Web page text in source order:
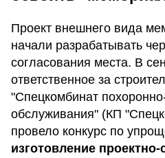
Проект внешнего вида
начали разрабатывать
согласования места. В
ответственное за
"Спецкомбинат
обслуживания" (КП
провело конкурс по
изготовление проектно-